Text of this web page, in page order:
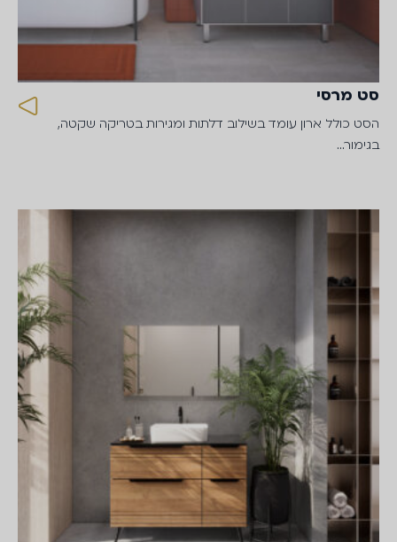
סט מרסי
הסט כולל ארון עומד בשילוב דלתות ומגירות בטריקה שקטה,
בגימור…